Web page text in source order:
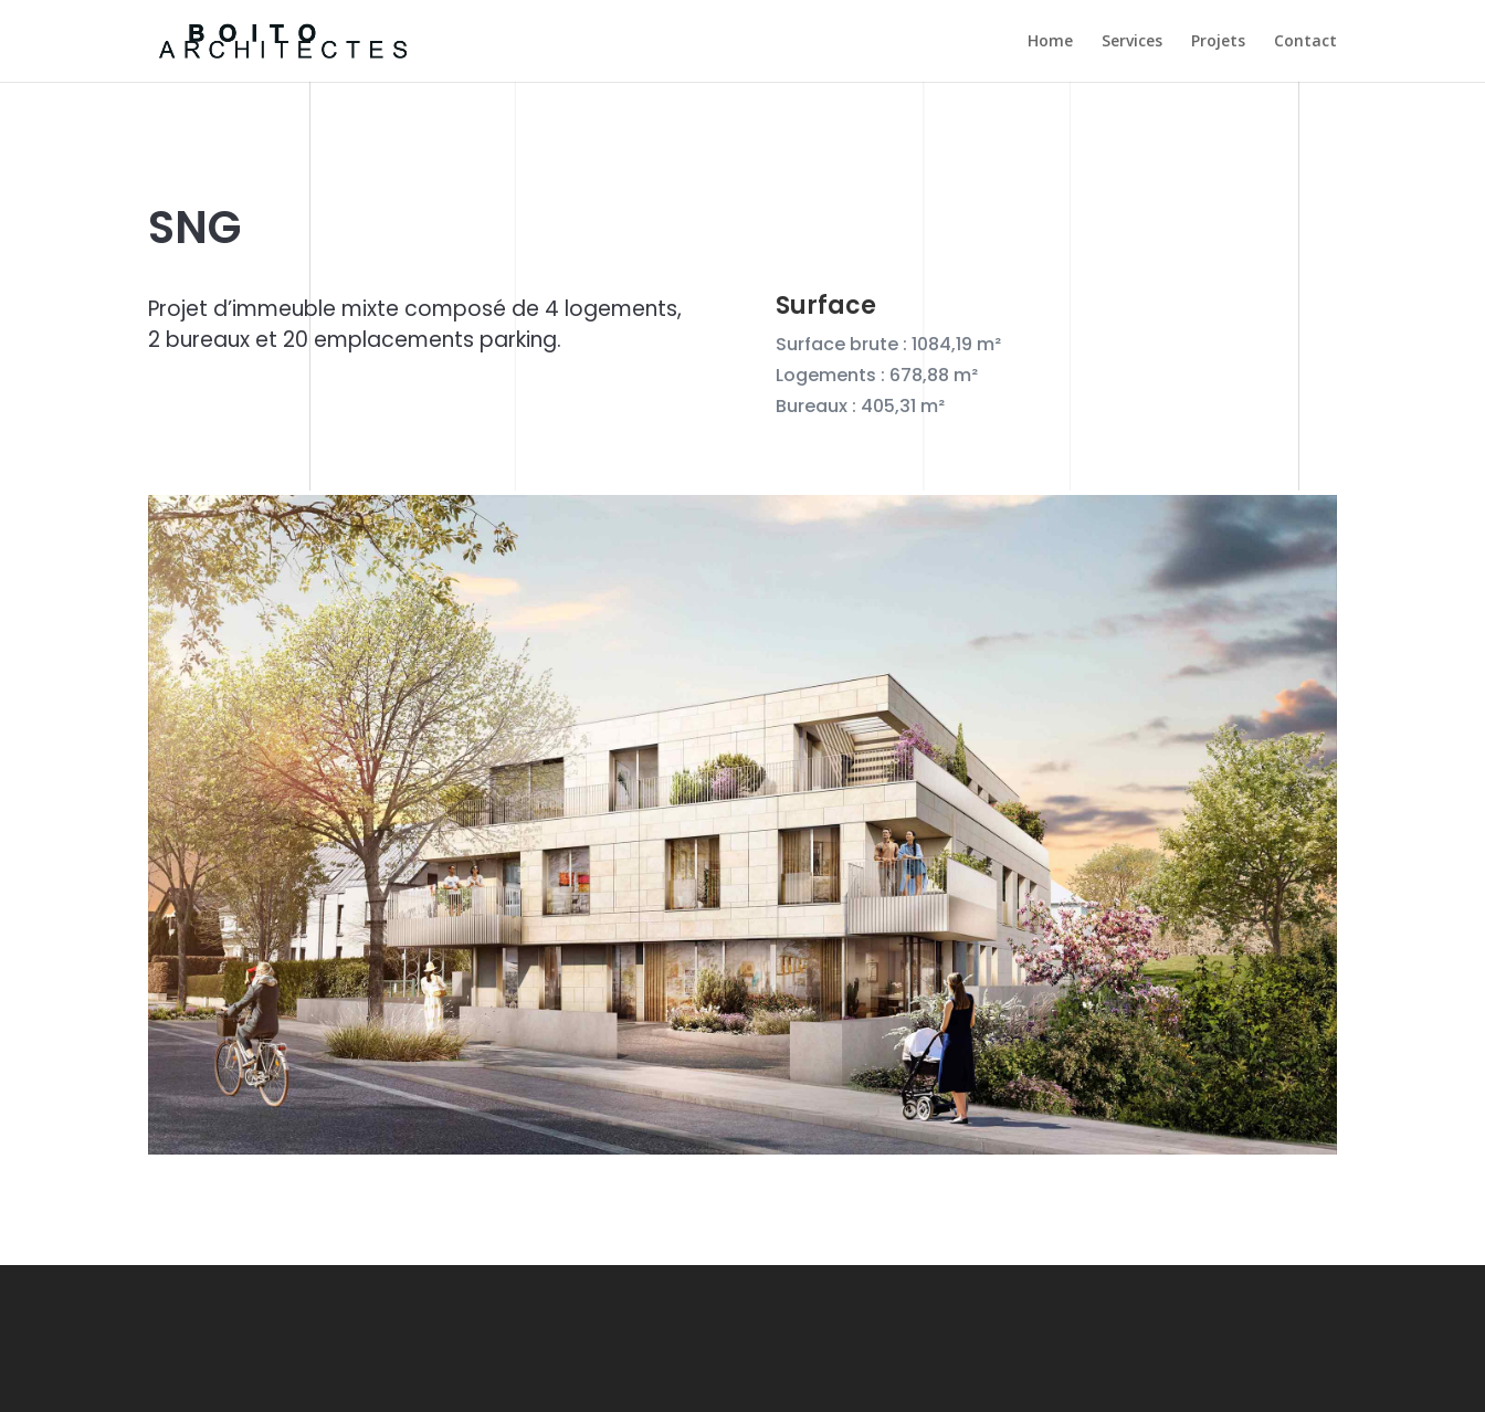
Home Services Projets Contact
SNG
Projet d’immeuble mixte composé de 4 logements,
2 bureaux et 20 emplacements parking.
Surface
Surface brute : 1084,19 m²
Logements : 678,88 m²
Bureaux : 405,31 m²